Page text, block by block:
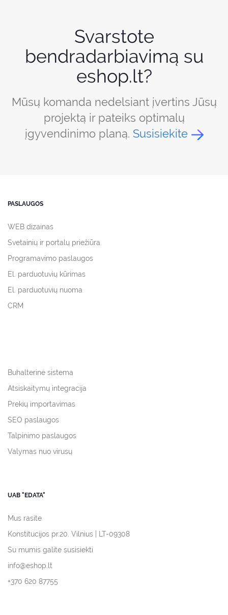
Svarstote
bendradarbiavimą su
eshop.lt?
Mūsų komanda nedelsiant įvertins Jūsų
projektą ir pateiks optimalų
įgyvendinimo planą. Susisiekite
PASLAUGOS
WEB dizainas
Svetainių ir portalų priežiūra
Programavimo paslaugos
El. parduotuvių kūrimas
El. parduotuvių nuoma
CRM
Buhalterinė sistema
Atsiskaitymų integracija
Prekių importavimas
SEO paslaugos
Talpinimo paslaugos
Valymas nuo virusų
UAB "EDATA"
Mus rasite
Konstitucijos pr.20. Vilnius | LT-09308
Su mumis galite susisiekti
info@eshop.lt
+370 620 87755